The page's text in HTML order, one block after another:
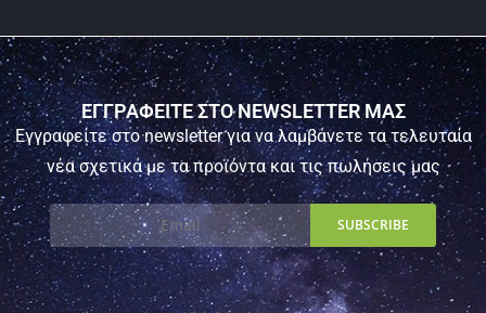
ΕΓΓΡΑΦΕΙΤΕ ΣΤΟ NEWSLETTER ΜΑΣ
Εγγραφείτε στο newsletter για να λαμβάνετε τα τελευταία
νέα σχετικά με τα προϊόντα και τις πωλήσεις μας